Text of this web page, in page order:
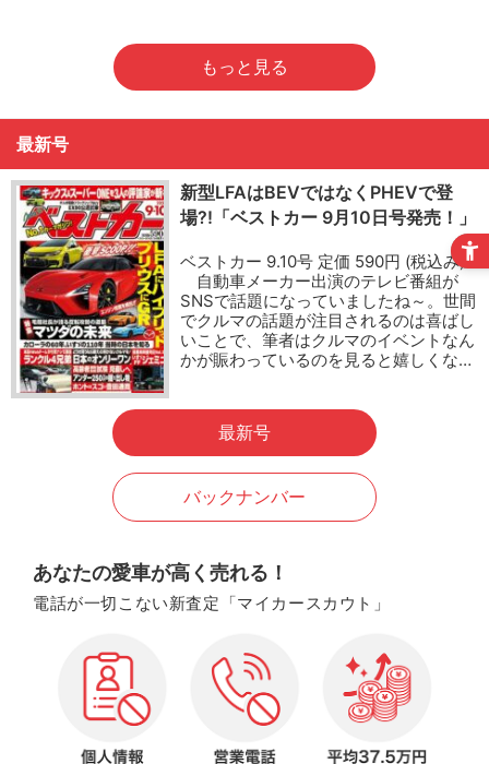
もっと見る
最新号
新型LFAはBEVではなくPHEVで登
場?!「ベストカー 9月10日号発売！」
ベストカー 9.10号 定価 590円 (税込み)
自動車メーカー出演のテレビ番組が
SNSで話題になっていましたね～。世間
でクルマの話題が注目されるのは喜ばし
いことで、筆者はクルマのイベントなん
かが賑わっているのを見ると嬉しくな…
最新号
バックナンバー
あなたの愛車が高く売れる！
電話が一切こない新査定「マイカースカウト」